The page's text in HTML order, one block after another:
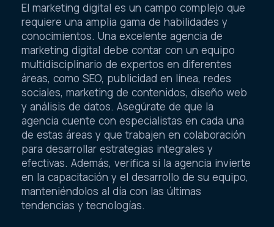
El marketing digital es un campo complejo que
requiere una amplia gama de habilidades y
conocimientos. Una excelente agencia de
marketing digital debe contar con un equipo
multidisciplinario de expertos en diferentes
áreas, como SEO, publicidad en línea, redes
sociales, marketing de contenidos, diseño web
y análisis de datos. Asegúrate de que la
agencia cuente con especialistas en cada una
de estas áreas y que trabajen en colaboración
para desarrollar estrategias integrales y
efectivas. Además, verifica si la agencia invierte
en la capacitación y el desarrollo de su equipo,
manteniéndolos al día con las últimas
tendencias y tecnologías.